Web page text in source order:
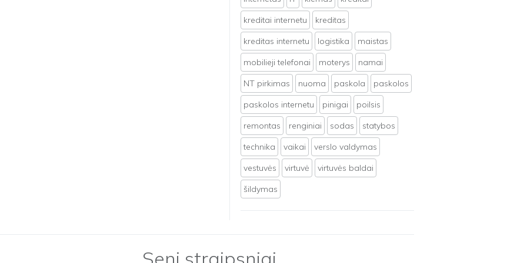
kreditai internetu
kreditas
kreditas internetu
logistika
maistas
mobilieji telefonai
moterys
namai
NT pirkimas
nuoma paskola
paskolos
paskolos internetu
pinigai
poilsis
remontas
renginiai sodas
statybos
technika
vaikai
verslo valdymas
vestuvės
virtuvė
virtuvės baldai
šildymas
Seni straipsniai